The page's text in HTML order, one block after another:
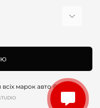
марок авто © 2026